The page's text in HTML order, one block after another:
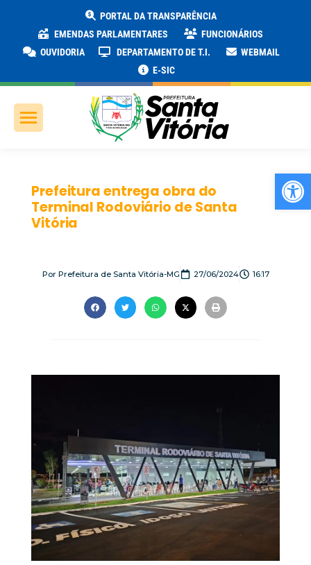
PORTAL DA TRANSPARÊNCIA
EMENDAS PARLAMENTARES
FUNCIONÁRIOS
OUVIDORIA
DEPARTAMENTO DE T.I.
WEBMAIL
E-SIC
Prefeitura entrega obra do
Terminal Rodoviário de Santa
Vitória
PorPrefeitura de Santa Vitória-MG 27/06/2024 16:17